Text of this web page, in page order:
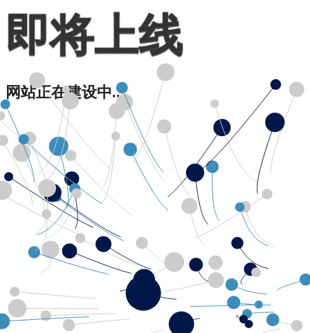
即将上线
网站正在建设中...